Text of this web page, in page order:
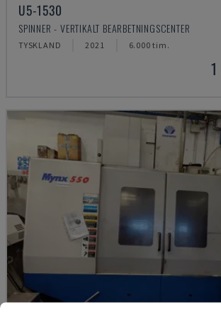
U5-1530
SPINNER - VERTIKALT BEARBETNINGSCENTER
TYSKLAND 2021 6.000 tim.